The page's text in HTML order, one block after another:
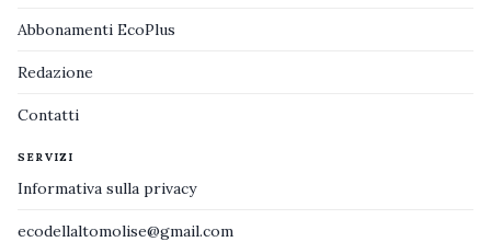
Abbonamenti EcoPlus
Redazione
Contatti
SERVIZI
Informativa sulla privacy
ecodellaltomolise@gmail.com